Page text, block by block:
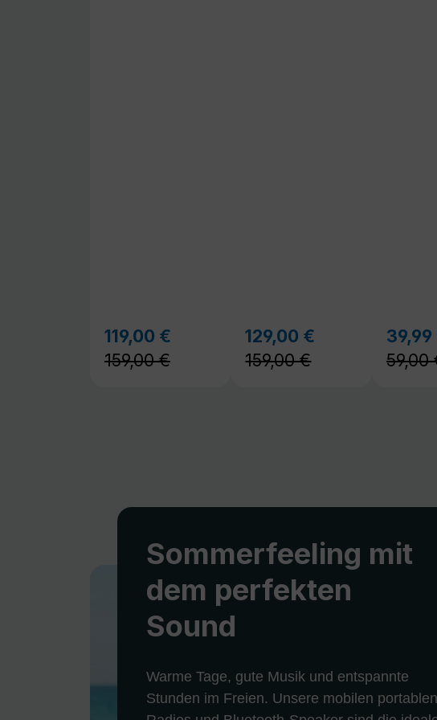
Verkaufspreis:
119,00 €
Regulärer Preis:
159,00 €
Verkaufspreis:
129,00 €
Regulärer
159,00 €
39,99
59,00
Sommerfeeling mit
dem perfekten
Sound
Warme Tage, gute Musik und entspannte
Stunden im Freien. Unsere mobilen portablen